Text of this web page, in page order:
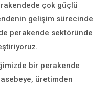
çok güçlü
gelişim sürecinde
perakende sektöründe
bir perakende
üretimden